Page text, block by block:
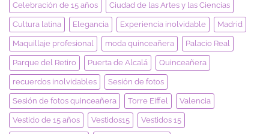
Celebración de 15 años Ciudad de las Artes y las Ciencias
Cultura latina Elegancia Experiencia inolvidable Madrid
Maquillaje profesional moda quinceañera Palacio Real
Parque del Retiro Puerta de Alcalá Quinceañera
recuerdos inolvidables Sesión de fotos
Sesión de fotos quinceañera Torre Eiffel Valencia
Vestido de 15 años Vestidos15 Vestidos 15